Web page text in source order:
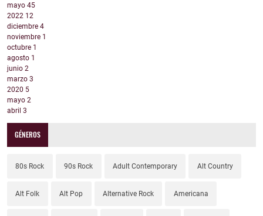
mayo 45
2022 12
diciembre 4
noviembre 1
octubre 1
agosto 1
junio 2
marzo 3
2020 5
mayo 2
abril 3
GÉNEROS
80s Rock 90s Rock Adult Contemporary Alt Country
Alt Folk Alt Pop Alternative Rock Americana